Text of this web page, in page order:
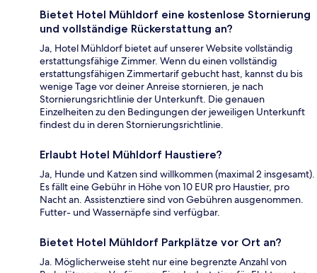
Bietet Hotel Mühldorf eine kostenlose Stornierung
und vollständige Rückerstattung an?
Ja, Hotel Mühldorf bietet auf unserer Website vollständig
erstattungsfähige Zimmer. Wenn du einen vollständig
erstattungsfähigen Zimmertarif gebucht hast, kannst du bis
wenige Tage vor deiner Anreise stornieren, je nach
Stornierungsrichtlinie der Unterkunft. Die genauen
Einzelheiten zu den Bedingungen der jeweiligen Unterkunft
findest du in deren Stornierungsrichtlinie.
Erlaubt Hotel Mühldorf Haustiere?
Ja, Hunde und Katzen sind willkommen (maximal 2 insgesamt).
Es fällt eine Gebühr in Höhe von 10 EUR pro Haustier, pro
Nacht an. Assistenztiere sind von Gebühren ausgenommen.
Futter- und Wassernäpfe sind verfügbar.
Bietet Hotel Mühldorf Parkplätze vor Ort an?
Ja. Möglicherweise steht nur eine begrenzte Anzahl von